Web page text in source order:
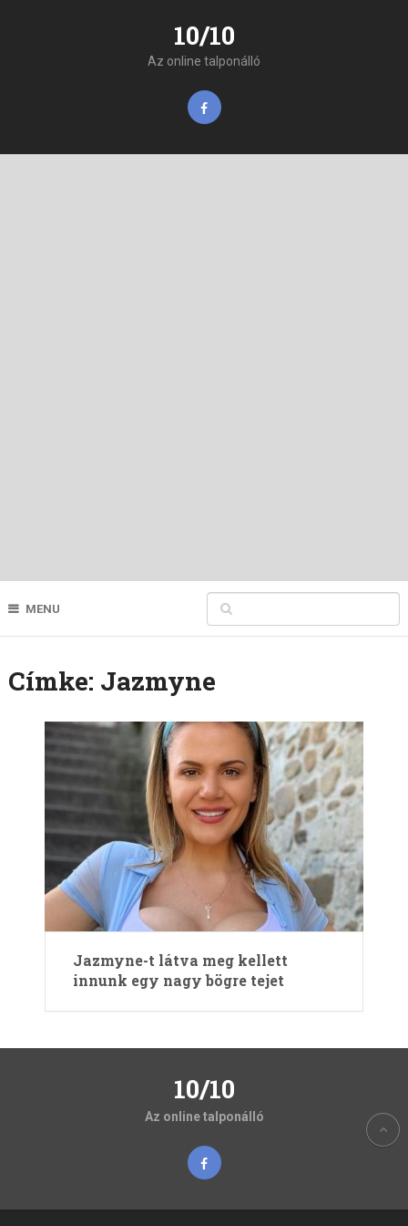
10/10
Az online talponálló
MENU
Címke: Jazmyne
Jazmyne-t látva meg kellett
innunk egy nagy bögre tejet
10/10
Az online talponálló